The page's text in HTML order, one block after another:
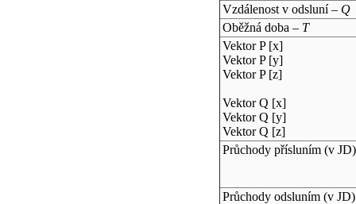
Vzdálenost v odsluní – Q
Oběžná doba – T
Vektor P [x]
Vektor P [y]
Vektor P [z]
Vektor Q [x]
Vektor Q [y]
Vektor Q [z]
Průchody přísluním (v JD)
Průchody odsluním (v JD)